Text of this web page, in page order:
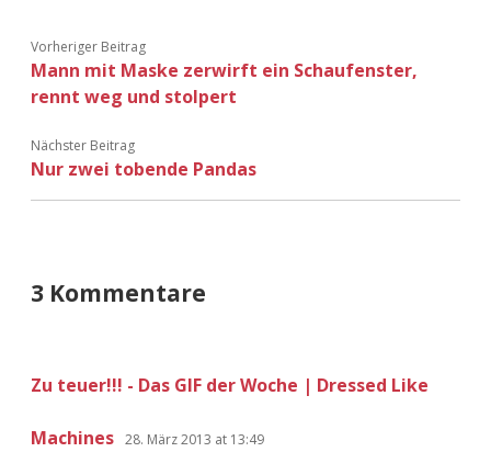
Adventskalender 2022
Vorheriger Beitrag
Mann mit Maske zerwirft ein Schaufenster,
rennt weg und stolpert
Nächster Beitrag
Nur zwei tobende Pandas
3 Kommentare
Zu teuer!!! - Das GIF der Woche | Dressed Like
Machines 28. März 2013 at 13:49